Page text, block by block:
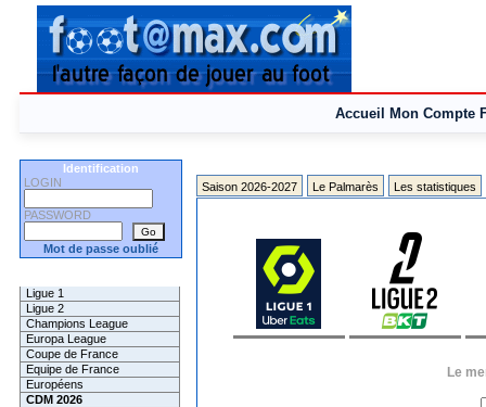
Accueil Mon Compte
Identification
LOGIN
PASSWORD
Mot de passe oublié
Ligue 1
Ligue 2
Champions League
Europa League
Coupe de France
Equipe de France
Européens
CDM 2026
Saison 2026-2027 Le Palmarès Les statistiques
Le